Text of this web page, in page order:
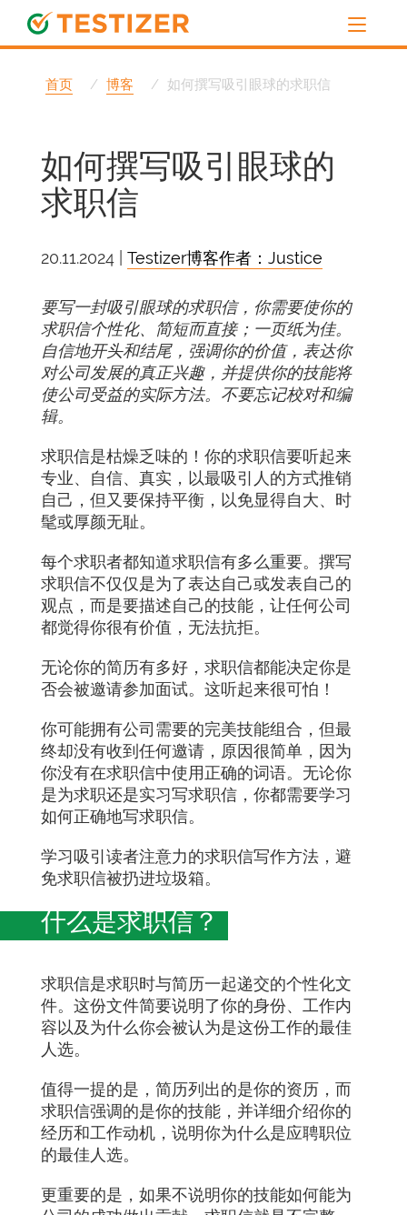
首页 博客 如何撰写吸引眼球的求职信
如何撰写吸引眼球的
求职信
20.11.2024 | Testizer博客作者：Justice
要写一封吸引眼球的求职信，你需要使你的
求职信个性化、简短而直接；一页纸为佳。
自信地开头和结尾，强调你的价值，表达你
对公司发展的真正兴趣，并提供你的技能将
使公司受益的实际方法。不要忘记校对和编
辑。
求职信是枯燥乏味的！你的求职信要听起来
专业、自信、真实，以最吸引人的方式推销
自己，但又要保持平衡，以免显得自大、时
髦或厚颜无耻。
每个求职者都知道求职信有多么重要。撰写
求职信不仅仅是为了表达自己或发表自己的
观点，而是要描述自己的技能，让任何公司
都觉得你很有价值，无法抗拒。
无论你的简历有多好，求职信都能决定你是
否会被邀请参加面试。这听起来很可怕！
你可能拥有公司需要的完美技能组合，但最
终却没有收到任何邀请，原因很简单，因为
你没有在求职信中使用正确的词语。无论你
是为求职还是实习写求职信，你都需要学习
如何正确地写求职信。
学习吸引读者注意力的求职信写作方法，避
免求职信被扔进垃圾箱。
什么是求职信？
求职信是求职时与简历一起递交的个性化文
件。这份文件简要说明了你的身份、工作内
容以及为什么你会被认为是这份工作的最佳
人选。
值得一提的是，简历列出的是你的资历，而
求职信强调的是你的技能，并详细介绍你的
经历和工作动机，说明你为什么是应聘职位
的最佳人选。
更重要的是，如果不说明你的技能如何能为